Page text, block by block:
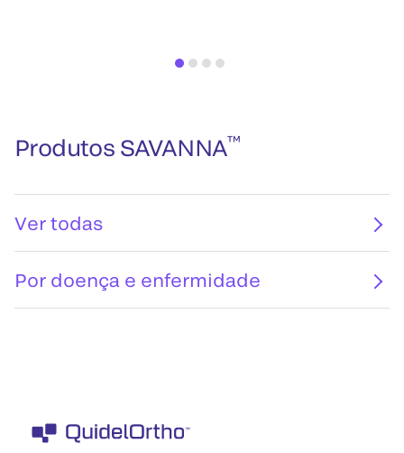
Produtos SAVANNA™
Ver todas
Por doença e enfermidade